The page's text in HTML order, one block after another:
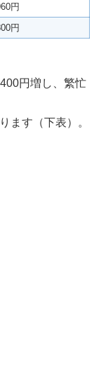
円
円
円増し、繁忙
ます（下表）。